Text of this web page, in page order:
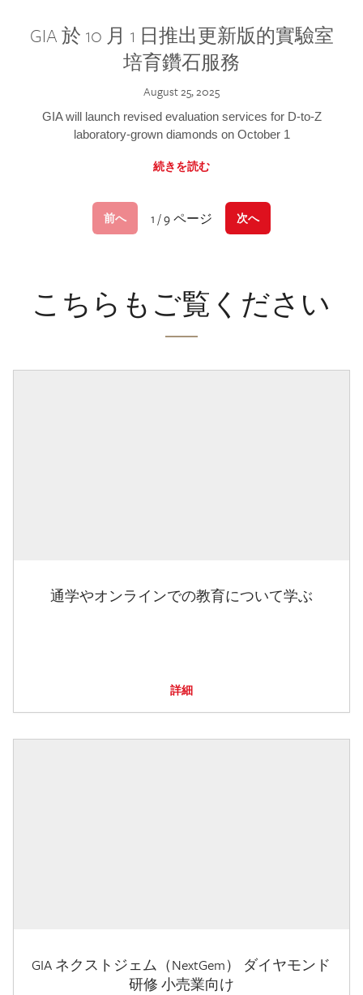
GIA 於 10 月 1 日推出更新版的實驗室
培育鑽石服務
August 25, 2025
GIA will launch revised evaluation services for D-to-Z
laboratory-grown diamonds on October 1
続きを読む
前へ 1 / 9 ページ 次へ
こちらもご覧ください
通学やオンラインでの教育について学ぶ
詳細
GIA ネクストジェム（NextGem） ダイヤモンド
研修 小売業向け